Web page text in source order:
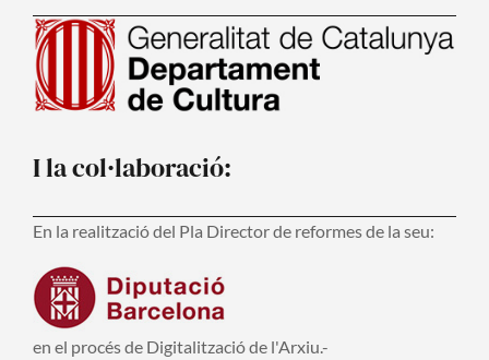
I la col·laboració:
En la realització del Pla Director de reformes de la seu:
en el procés de Digitalització de l'Arxiu.-